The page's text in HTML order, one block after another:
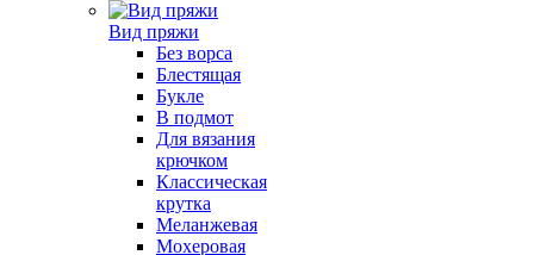
Вид пряжи
Без ворса
Блестящая
Букле
В подмот
Для вязания
крючком
Классическая
крутка
Меланжевая
Мохеровая